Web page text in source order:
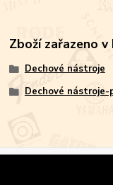
Zboží zařazeno
Dechové nástroje
Dechové